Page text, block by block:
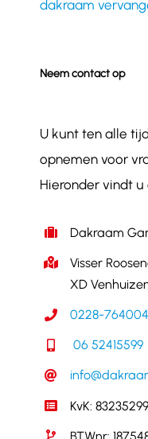
dakraam
Neem contact op
U kunt ten alle
opnemen voor
Hieronder vindt
Dakraam
Visser
XD
0228-764004
06 52415599
KvK: 83235299